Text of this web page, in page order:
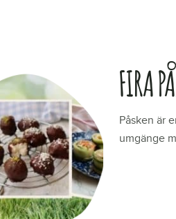
FIRA
Påsken är
umgänge